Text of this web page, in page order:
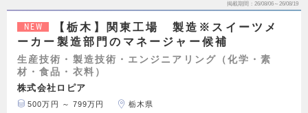
掲載期間 26/08/06～26/08/19
NEW
【栃木】関東工場 製造※スイーツメ
ーカー製造部門のマネージャー候補
生産技術・製造技術・エンジニアリング（化学・素
材・食品・衣料）
株式会社ロピア
500万円 ～ 799万円 栃木県